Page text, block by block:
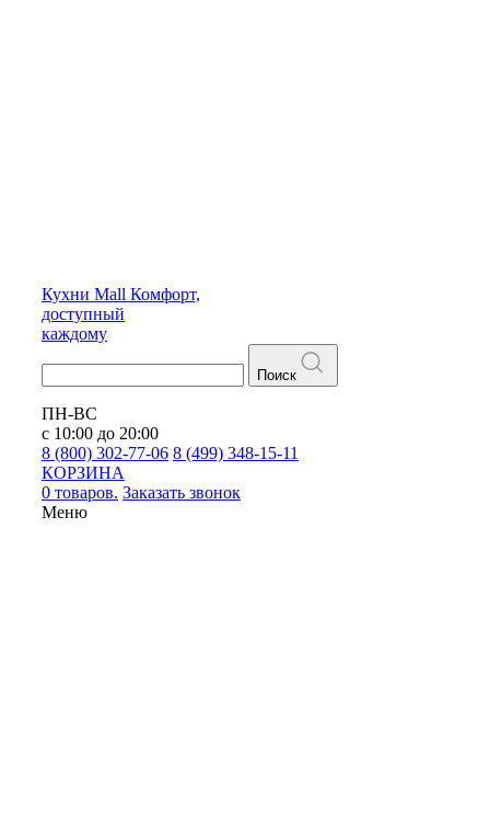
Кухни Mall Комфорт,
доступный
каждому
Поиск
ПН-ВС
с 10:00 до 20:00
8 (800) 302-77-06 8 (499) 348-15-11
КОРЗИНА
0 товаров. Заказать звонок
Меню